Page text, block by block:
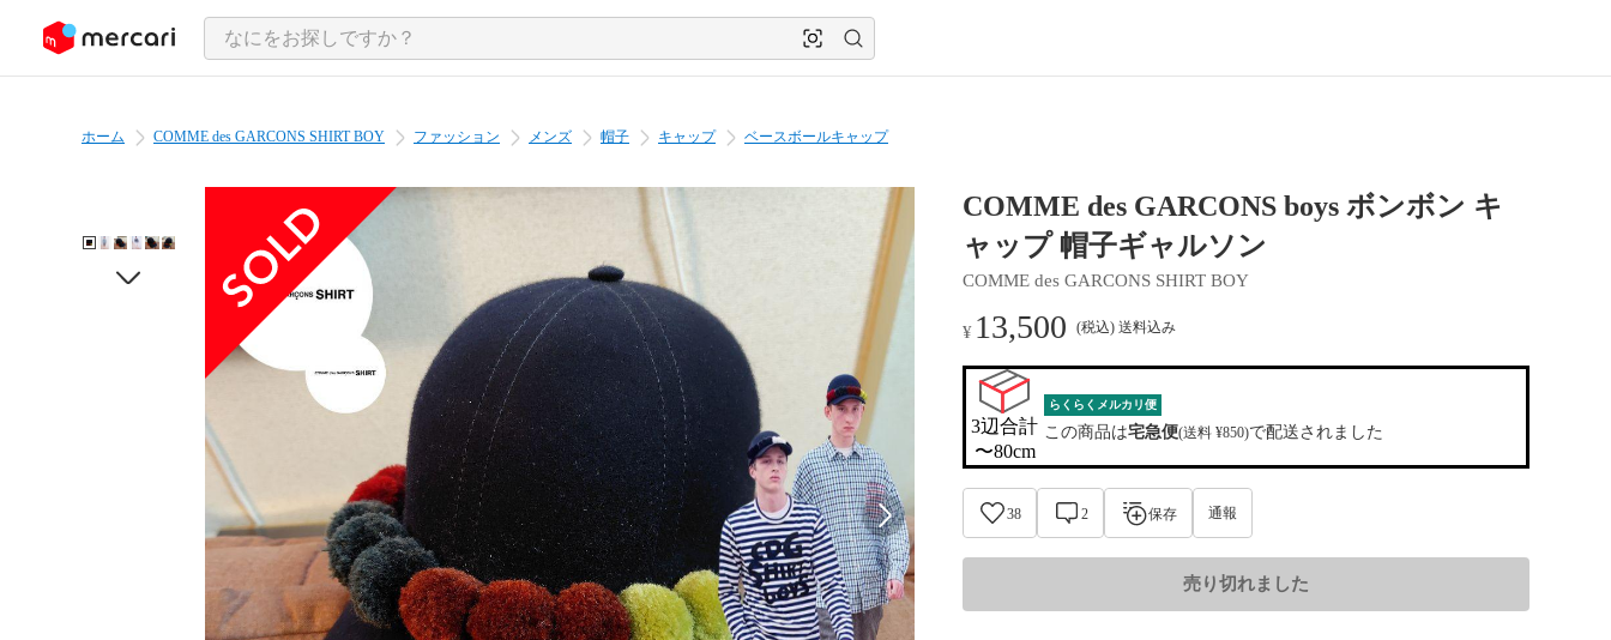
ツにスキップ
ホーム COMME des GARCONS SHIRT BOY ファッション メンズ 帽子 キャップ ベースボールキャップ
COMME des GARCONS boys ボンボン キ
ャップ 帽子ギャルソン
COMME des GARCONS SHIRT BOY
¥ 13,500 (税込) 送料込み
3辺合計
〜80cm
らくらくメルカリ便
この商品は宅急便(送料 ¥850)で配送されました
38 2 保存 通報
売り切れました